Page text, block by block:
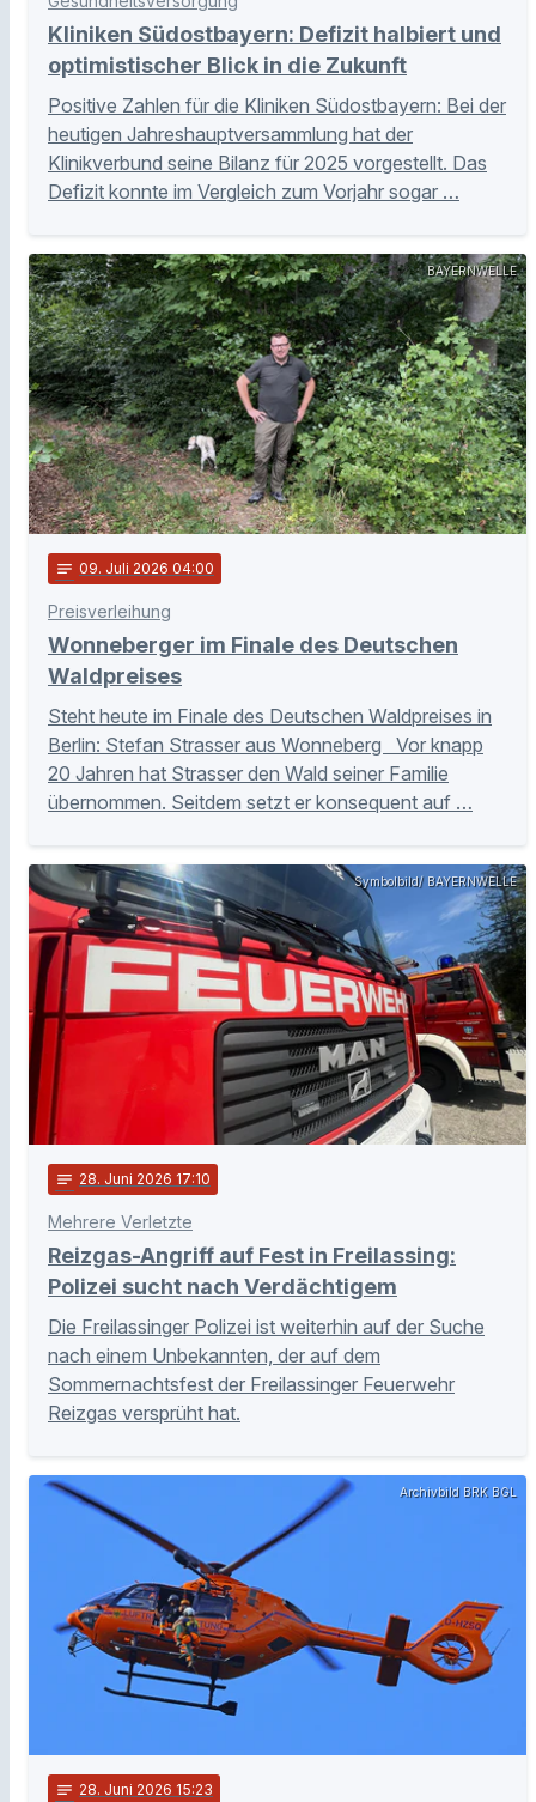
Kliniken Südostbayern: Defizit halbiert und
optimistischer Blick in die Zukunft
Positive Zahlen für die Kliniken Südostbayern: Bei der
heutigen Jahreshauptversammlung hat der
Klinikverbund seine Bilanz für 2025 vorgestellt. Das
Defizit konnte im Vergleich zum Vorjahr sogar …
BAYERNWELLE
notes 09. Juli 2026 04:00
Preisverleihung
Wonneberger im Finale des Deutschen
Waldpreises
Steht heute im Finale des Deutschen Waldpreises in
Berlin: Stefan Strasser aus Wonneberg Vor knapp
20 Jahren hat Strasser den Wald seiner Familie
übernommen. Seitdem setzt er konsequent auf …
Symbolbild/ BAYERNWELLE
notes 28. Juni 2026 17:10
Mehrere Verletzte
Reizgas-Angriff auf Fest in Freilassing:
Polizei sucht nach Verdächtigem
Die Freilassinger Polizei ist weiterhin auf der Suche
nach einem Unbekannten, der auf dem
Sommernachtsfest der Freilassinger Feuerwehr
Reizgas versprüht hat.
Archivbild BRK BGL
notes 28. Juni 2026 15:23